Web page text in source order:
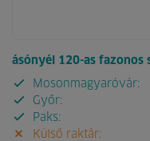
ásónyél 120-as fazonos
Mosonmagyaróvár:
Győr:
Paks:
Külső raktár: